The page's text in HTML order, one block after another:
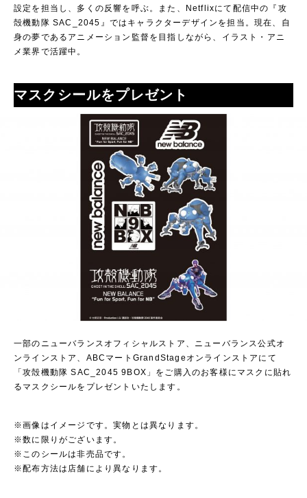
設定を担当し、多くの反響を呼ぶ。また、Netflixにて配信中の『攻
殻機動隊 SAC_2045』ではキャラクターデザインを担当。現在、自
身の夢であるアニメーション監督を目指しながら、イラスト・アニ
メ業界で活躍中。
マスクシールをプレゼント
一部のニューバランスオフィシャルストア、ニューバランス公式オ
ンラインストア、ABCマートGrandStageオンラインストアにて
「攻殻機動隊 SAC_2045 9BOX」をご購入のお客様にマスクに貼れ
るマスクシールをプレゼントいたします。
※画像はイメージです。実物とは異なります。
※数に限りがございます。
※このシールは非売品です。
※配布方法は店舗により異なります。